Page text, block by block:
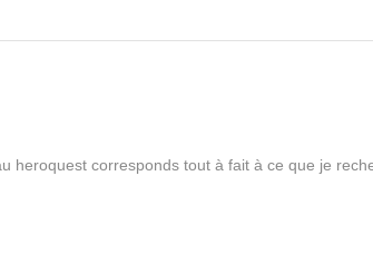
heroquest corresponds tout à fait à ce que je